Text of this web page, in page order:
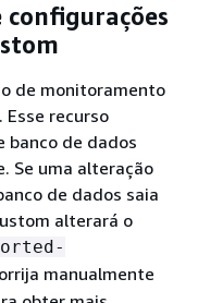
de monitoramento
. Esse recurso
banco de dados
Se uma alteração
de dados saia
alterará o
manualmente